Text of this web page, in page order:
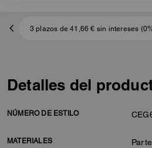
3 plazos de 41,66 € sin intereses
Detalles del
NÚMERO DE ESTILO
MATERIALES